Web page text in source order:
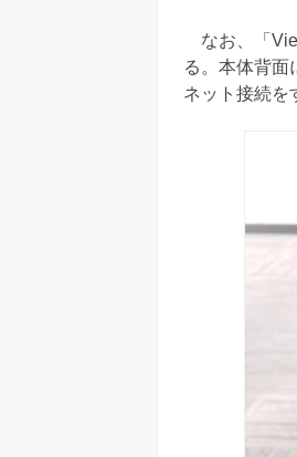
なお、「
る。本体背面
ネット接続を